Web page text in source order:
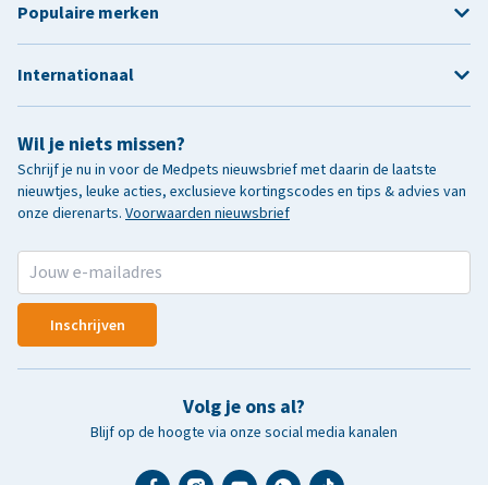
Wil je niets missen?
Schrijf je nu in voor de Medpets nieuwsbrief met daarin de laatste
nieuwtjes, leuke acties, exclusieve kortingscodes en tips & advies van
onze dierenarts. Voorwaarden nieuwsbrief
Inschrijven
Volg je ons al?
Blijf op de hoogte via onze social media kanalen
Populaire merken
Internationaal